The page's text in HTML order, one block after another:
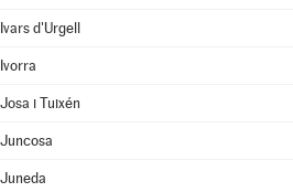
Ivars d'Urgell
Ivorra
Josa i Tuixén
Juncosa
Juneda